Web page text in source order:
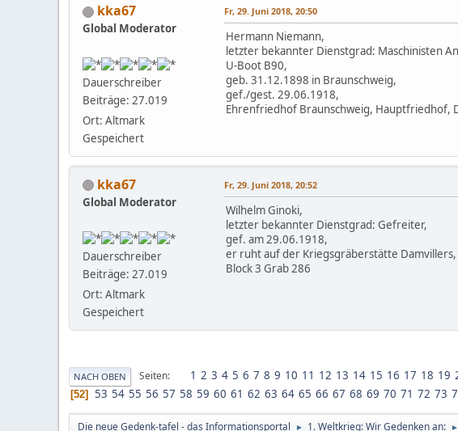
kka67
Global Moderator
Dauerschreiber
Beiträge: 27.019
Ort: Altmark
Gespeichert
Fr, 29. Juni 2018, 20:50
Hermann Niemann,
letzter bekannter Dienstgrad: Maschinisten
U-Boot B90,
geb. 31.12.1898 in Braunschweig,
gef./gest. 29.06.1918,
Ehrenfriedhof Braunschweig, Hauptfriedhof,
kka67
Global Moderator
Dauerschreiber
Beiträge: 27.019
Ort: Altmark
Gespeichert
Fr, 29. Juni 2018, 20:52
Wilhelm Ginoki,
letzter bekannter Dienstgrad: Gefreiter,
gef. am 29.06.1918,
er ruht auf der Kriegsgräberstätte
Block 3 Grab 286
NACH OBEN Seiten 1 2 3 4 5 6 7 8 9 10 11 12 13 14 15 16 17 18 19
52 53 54 55 56 57 58 59 60 61 62 63 64 65 66 67 68 69 70 71 72 73
Die neue Gedenk-tafel - das Informationsportal ► 1. Weltkrieg: Wir Gedenken an: ►